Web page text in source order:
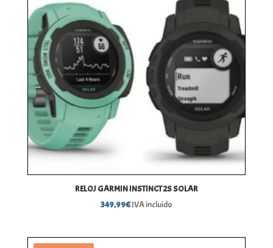
RELOJ GARMIN INSTINCT 2S SOLAR
349,99€IVA incluido